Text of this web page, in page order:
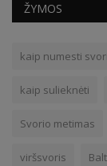
ŽYMOS
kaip numesti
kaip sulieknėti
Svorio metimas
viršsvoris